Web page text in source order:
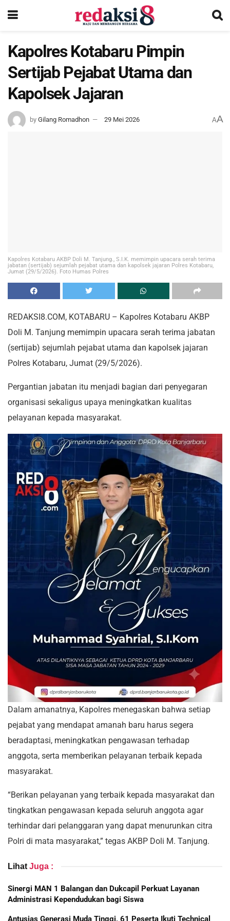
Kapolres Kotabaru Pimpin
Sertijab Pejabat Utama dan
Kapolsek Jajaran
by Gilang Romadhon 29 Mei 2026 AA
Kapolres Kotabaru AKBP Doli M. Tanjung., S.I.K. memimpin upacara serah terima
jabatan (sertijab) sejumlah pejabat utama dan kapolsek jajaran Polres Kotabaru,
Jumat (29/5/2026). Foto Humas Polres
REDAKSI8.COM, KOTABARU – Kapolres Kotabaru AKBP
Doli M. Tanjung memimpin upacara serah terima jabatan
(sertijab) sejumlah pejabat utama dan kapolsek jajaran
Polres Kotabaru, Jumat (29/5/2026).
Pergantian jabatan itu menjadi bagian dari penyegaran
organisasi sekaligus upaya meningkatkan kualitas
pelayanan kepada masyarakat.
Dalam amanatnya, Kapolres menegaskan bahwa setiap
pejabat yang mendapat amanah baru harus segera
beradaptasi, meningkatkan pengawasan terhadap
anggota, serta memberikan pelayanan terbaik kepada
masyarakat.
“Berikan pelayanan yang terbaik kepada masyarakat dan
tingkatkan pengawasan kepada seluruh anggota agar
terhindar dari pelanggaran yang dapat menurunkan citra
Polri di mata masyarakat,” tegas AKBP Doli M. Tanjung.
Lihat Juga :
Sinergi MAN 1 Balangan dan Dukcapil Perkuat Layanan
Administrasi Kependudukan bagi Siswa